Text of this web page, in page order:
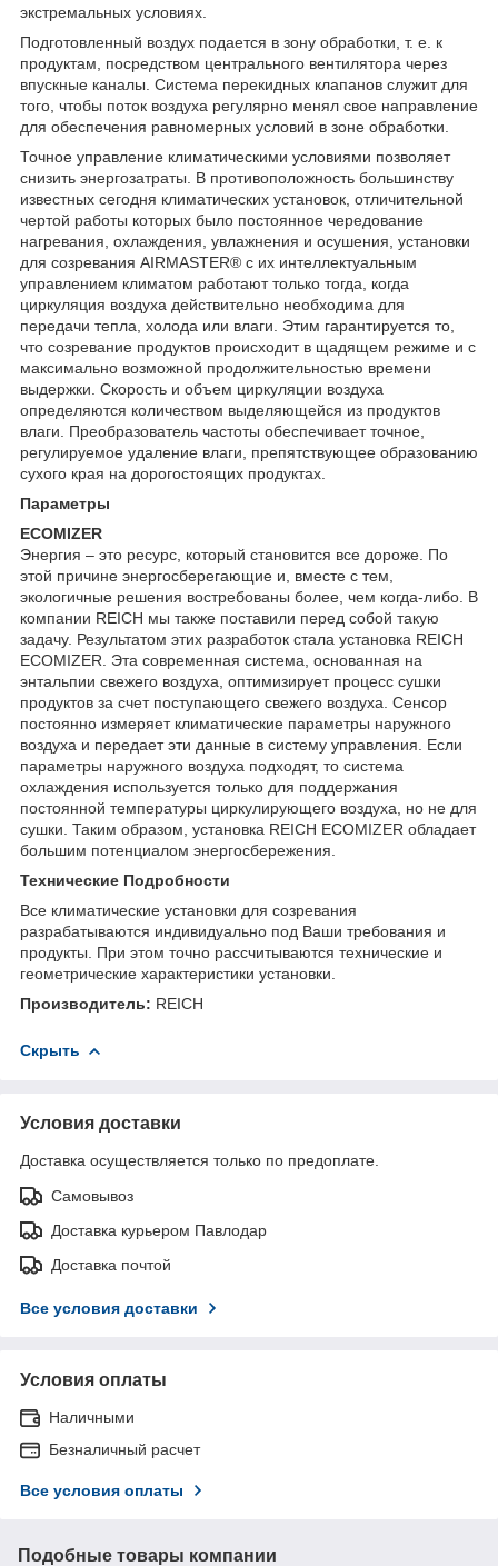
экстремальных условиях.
Подготовленный воздух подается в зону обработки, т. е. к
продуктам, посредством центрального вентилятора через
впускные каналы. Система перекидных клапанов служит для
того, чтобы поток воздуха регулярно менял свое направление
для обеспечения равномерных условий в зоне обработки.
Точное управление климатическими условиями позволяет
снизить энергозатраты. В противоположность большинству
известных сегодня климатических установок, отличительной
чертой работы которых было постоянное чередование
нагревания, охлаждения, увлажнения и осушения, установки
для созревания AIRMASTER® с их интеллектуальным
управлением климатом работают только тогда, когда
циркуляция воздуха действительно необходима для
передачи тепла, холода или влаги. Этим гарантируется то,
что созревание продуктов происходит в щадящем режиме и с
максимально возможной продолжительностью времени
выдержки. Скорость и объем циркуляции воздуха
определяются количеством выделяющейся из продуктов
влаги. Преобразователь частоты обеспечивает точное,
регулируемое удаление влаги, препятствующее образованию
сухого края на дорогостоящих продуктах.
Параметры
ECOMIZER
Энергия – это ресурс, который становится все дороже. По
этой причине энергосберегающие и, вместе с тем,
экологичные решения востребованы более, чем когда-либо. В
компании REICH мы также поставили перед собой такую
задачу. Результатом этих разработок стала установка REICH
ECOMIZER. Эта современная система, основанная на
энтальпии свежего воздуха, оптимизирует процесс сушки
продуктов за счет поступающего свежего воздуха. Сенсор
постоянно измеряет климатические параметры наружного
воздуха и передает эти данные в систему управления. Если
параметры наружного воздуха подходят, то система
охлаждения используется только для поддержания
постоянной температуры циркулирующего воздуха, но не для
сушки. Таким образом, установка REICH ECOMIZER обладает
большим потенциалом энергосбережения.
Технические Подробности
Все климатические установки для созревания
разрабатываются индивидуально под Ваши требования и
продукты. При этом точно рассчитываются технические и
геометрические характеристики установки.
Производитель: REICH
Скрыть
Условия доставки
Доставка осуществляется только по предоплате.
Самовывоз
Доставка курьером Павлодар
Доставка почтой
Все условия доставки
Условия оплаты
Наличными
Безналичный расчет
Все условия оплаты
Подобные товары компании